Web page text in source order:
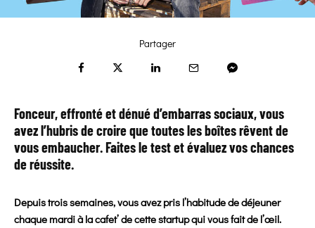
Partager
Fonceur, effronté et dénué d’embarras sociaux, vous
avez l’hubris de croire que toutes les boîtes rêvent de
vous embaucher. Faites le test et évaluez vos chances
de réussite.
Depuis trois semaines, vous avez pris l’habitude de déjeuner
chaque mardi à la cafet’ de cette startup qui vous fait de l’œil.